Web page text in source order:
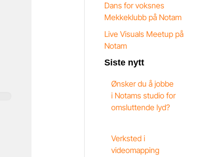
Dans for voksnes
Mekkeklubb på Notam
Live Visuals Meetup på
Notam
Siste nytt
Ønsker du å jobbe
i Notams studio for
omsluttende lyd?
Verksted i
videomapping